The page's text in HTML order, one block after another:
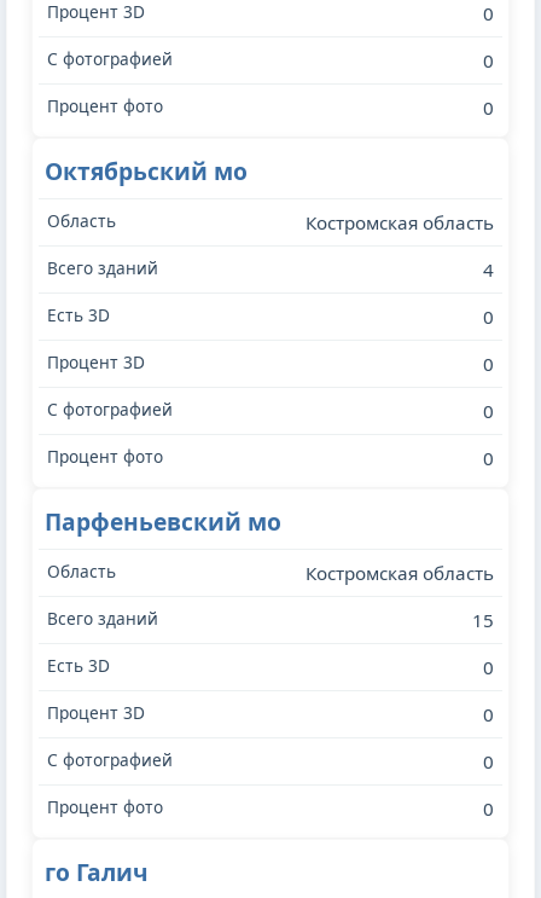
0
0
0
Октябрьский мо
Костромская область
4
0
0
0
0
Парфеньевский мо
Костромская область
15
0
0
0
0
го Галич